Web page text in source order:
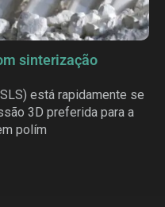
sinterização
está rapidamente se
3D preferida para a
polím